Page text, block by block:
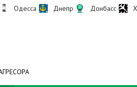
Одесса Днепр Донбасс